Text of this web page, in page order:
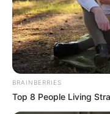
BRAINBERRIES
Top 8 People Living